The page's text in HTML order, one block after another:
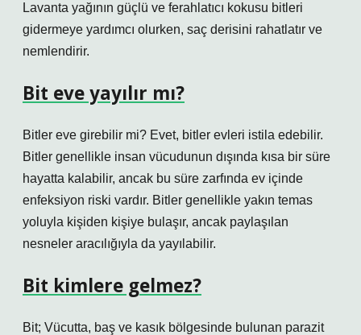
Lavanta yağının güçlü ve ferahlatıcı kokusu bitleri
gidermeye yardımcı olurken, saç derisini rahatlatır ve
nemlendirir.
Bit eve yayılır mı?
Bitler eve girebilir mi? Evet, bitler evleri istila edebilir.
Bitler genellikle insan vücudunun dışında kısa bir süre
hayatta kalabilir, ancak bu süre zarfında ev içinde
enfeksiyon riski vardır. Bitler genellikle yakın temas
yoluyla kişiden kişiye bulaşır, ancak paylaşılan
nesneler aracılığıyla da yayılabilir.
Bit kimlere gelmez?
Bit; Vücutta, baş ve kasık bölgesinde bulunan parazit